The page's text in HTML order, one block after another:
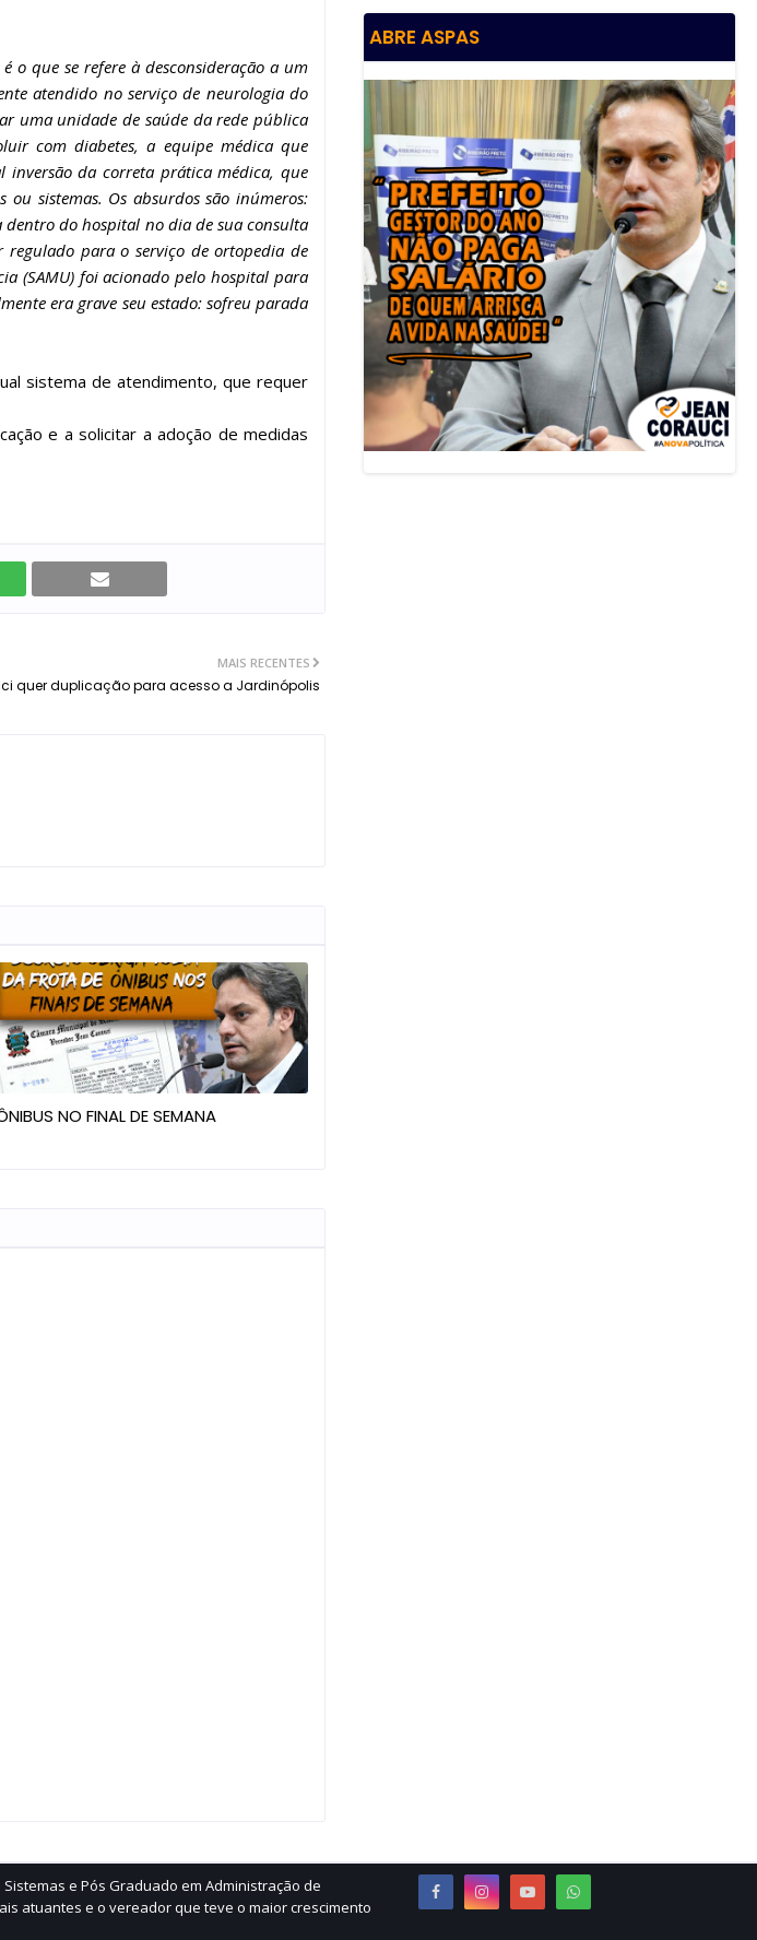
o que se refere à desconsideração a um
atendido no serviço de neurologia do
uma unidade de saúde da rede pública
com diabetes, a equipe médica que
inversão da correta prática médica, que
sistemas. Os absurdos são inúmeros:
do hospital no dia de sua consulta
para o serviço de ortopedia de
(SAMU) foi acionado pelo hospital para
era grave seu estado: sofreu parada
sistema de atendimento, que requer
e a solicitar a adoção de medidas
MAIS RECENTES
quer duplicação para acesso a Jardinópolis
NO FINAL DE SEMANA
ABRE ASPAS
e Pós Graduado em Administração de
atuantes e o vereador que teve o maior crescimento